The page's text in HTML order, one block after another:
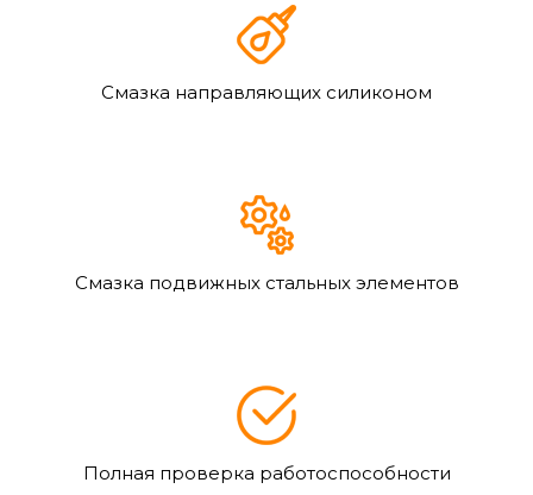
Смазка направляющих силиконом
Смазка подвижных стальных элементов
Полная проверка работоспособности